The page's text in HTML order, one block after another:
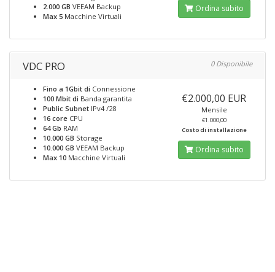
2.000 GB VEEAM Backup
Max 5 Macchine Virtuali
Ordina subito
VDC PRO 0 Disponibile
Fino a 1Gbit di Connessione
100 Mbit di Banda garantita
Public Subnet IPv4 /28
16 core CPU
64 Gb RAM
10.000 GB Storage
10.000 GB VEEAM Backup
Max 10 Macchine Virtuali
€2.000,00 EUR
Mensile
€1.000,00
Costo di installazione
Ordina subito